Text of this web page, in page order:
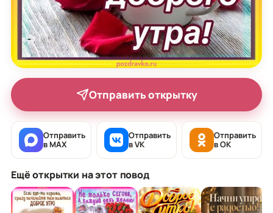
Отправить открытку
Отправить
в MAX
Отправить
в VK
Отправить
в OK
Ещё открытки на этот повод